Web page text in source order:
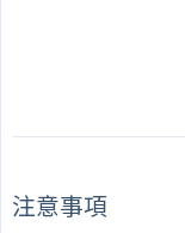
注意事項